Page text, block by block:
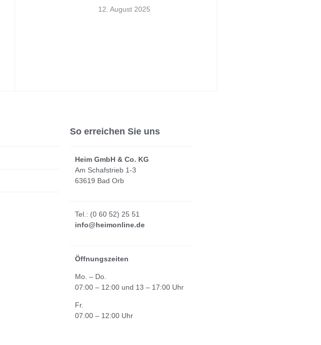
12. August 2025
So erreichen Sie uns
Heim GmbH & Co. KG
Am Schafstrieb 1-3
63619 Bad Orb
Tel.: (0 60 52) 25 51
info@heimonline.de
Öffnungszeiten
Mo. – Do.
07:00 – 12:00 und 13 – 17:00 Uhr
Fr.
07:00 – 12:00 Uhr